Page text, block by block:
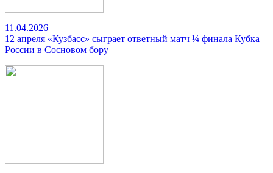
11.04.2026
12 апреля «Кузбасс» сыграет ответный матч ¼ финала Кубка
России в Сосновом бору